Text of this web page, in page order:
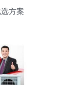
方案